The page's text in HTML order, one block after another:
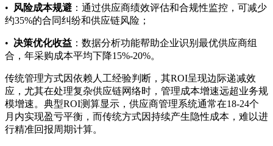
• 风险成本规避 ：通过供应商绩效评估和合规性监控，可减少
约35%的合同纠纷和供应链风险；
• 决策优化收益 ：数据分析功能帮助企业识别最优供应商组
合，年采购成本平均下降15%-20%。
传统管理方式因依赖人工经验判断，其ROI呈现边际递减效
应，尤其在处理复杂供应链网络时，管理成本增速远超业务规
模增速。典型ROI测算显示，供应商管理系统通常在18-24个
月内实现盈亏平衡，而传统方式因持续产生隐性成本，难以进
行精准回报周期计算。